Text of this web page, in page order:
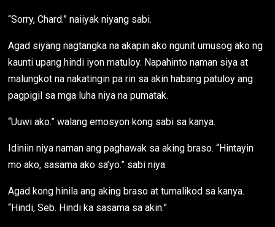
“Sorry, Chard.” naiiyak niyang sabi.
Agad siyang nagtangka na akapin ako ngunit umusog ako ng
kaunti upang hindi iyon matuloy. Napahinto naman siya at
malungkot na nakatingin pa rin sa akin habang patuloy ang
pagpigil sa mga luha niya na pumatak.
“Uuwi ako.” walang emosyon kong sabi sa kanya.
Idiniin niya naman ang paghawak sa aking braso. “Hintayin
mo ako, sasama ako sa’yo.” sabi niya.
Agad kong hinila ang aking braso at tumalikod sa kanya.
“Hindi, Seb. Hindi ka sasama sa akin.”